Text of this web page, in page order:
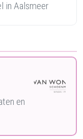
in Aalsmeer
en